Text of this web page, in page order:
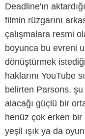
Deadline'ın
filmin rüzgarını
çalışmalara resmi
boyunca bu evreni
dönüştürmek
haklarını YouTube
belirten Parsons,
alacağı güçlü bir
henüz çok erken
yeşil ışık ya da